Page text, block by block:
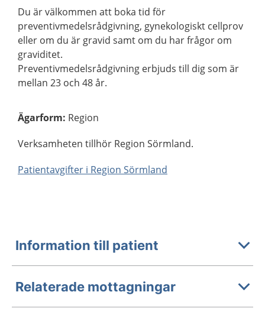
Du är välkommen att boka tid för
preventivmedelsrådgivning, gynekologiskt cellprov
eller om du är gravid samt om du har frågor om
graviditet.
Preventivmedelsrådgivning erbjuds till dig som är
mellan 23 och 48 år.
Ägarform: Region
Verksamheten tillhör Region Sörmland.
Patientavgifter i Region Sörmland
Information till patient
Relaterade mottagningar